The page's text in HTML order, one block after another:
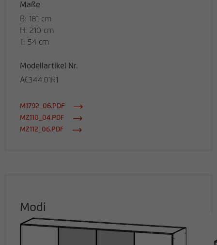
Maße
B: 181 cm
H: 210 cm
T: 54 cm
Modellartikel Nr.
AC344.01R1
M1792_06.PDF
MZ110_04.PDF
MZ112_06.PDF
Modi